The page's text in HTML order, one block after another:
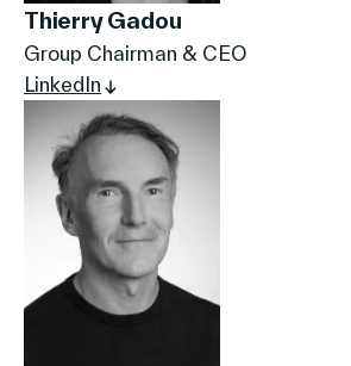
Thierry Gadou
Group Chairman & CEO
LinkedIn